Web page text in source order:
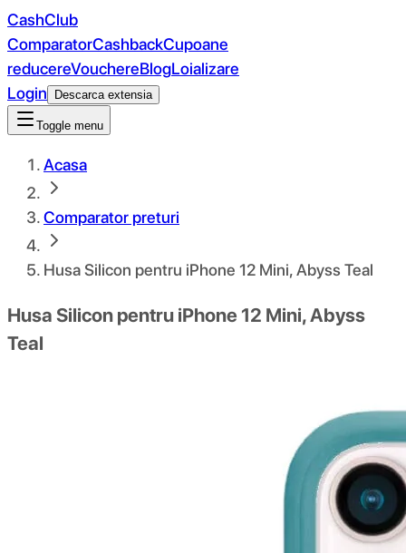
CashClub
ComparatorCashbackCupoane
reducereVouchereBlogLoializare
Login
Descarca extensia
Toggle menu
Acasa
Comparator preturi
Husa Silicon pentru iPhone 12 Mini, Abyss Teal
Husa Silicon pentru iPhone 12 Mini, Abyss
Teal